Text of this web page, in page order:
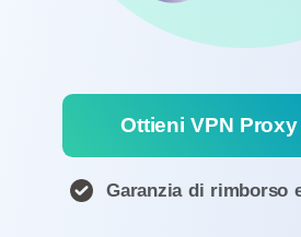
Ottieni VPN
Garanzia di rimborso